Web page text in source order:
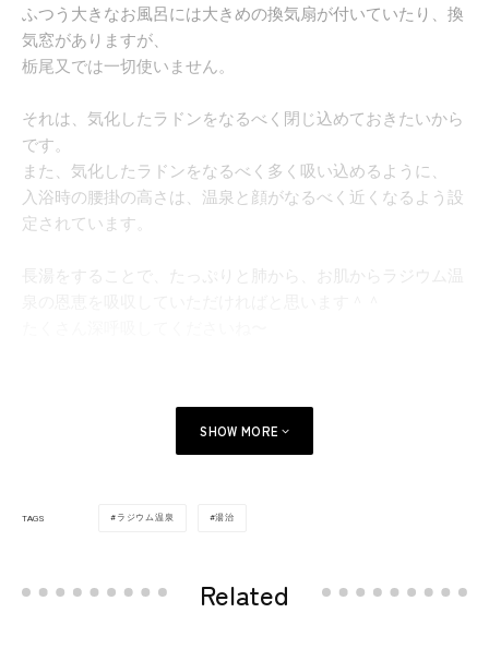
ふつう大きなお風呂には大きめの換気扇が付いていたり、換
気窓がありますが、
栃尾又では一切使いません。
それは、気化したラドンをなるべく閉じ込めておきたいから
です。
また、気化したラドンをなるべく多く吸い込めるように、
入浴時の腰掛の高さは、温泉と顔がなるべく近くなるよう設
定されています。
長湯をすることで、たっぷりと肺から、お肌からラジウム温
SHOW MORE
TAGS ラジウム温泉 湯治
Related